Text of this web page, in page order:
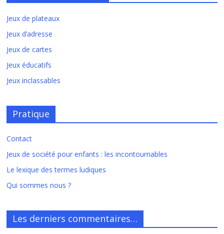
Jeux de plateaux
Jeux d’adresse
Jeux de cartes
Jeux éducatifs
Jeux inclassables
Pratique
Contact
Jeux de société pour enfants : les incontournables
Le lexique des termes ludiques
Qui sommes nous ?
Les derniers commentaires…